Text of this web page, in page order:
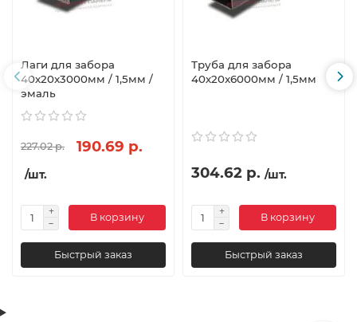
Лаги для забора
40х20x3000мм / 1,5мм /
эмаль
227.02 р. 190.69 р.
/шт.
В корзину
Быстрый заказ
Труба для забора
40х20x6000мм / 1,5мм
304.62 р. /шт.
В корзину
Быстрый заказ